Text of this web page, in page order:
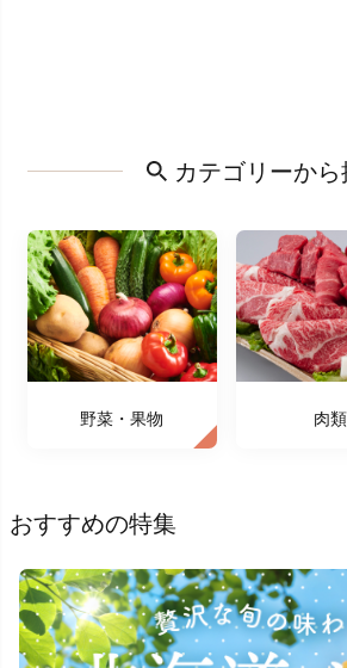
カテゴリーから
野菜・果物 肉類
おすすめの特集